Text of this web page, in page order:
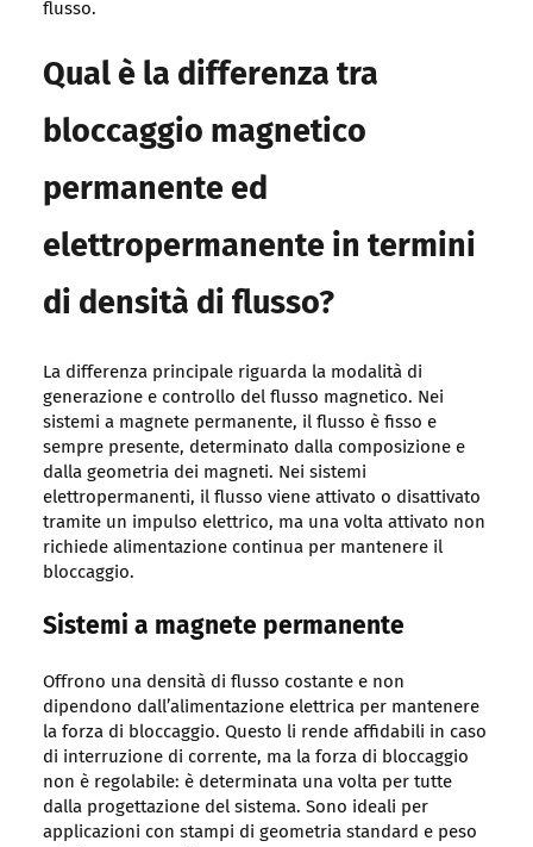
flusso.
Qual è la differenza tra
bloccaggio magnetico
permanente ed
elettropermanente in termini
di densità di flusso?
La differenza principale riguarda la modalità di
generazione e controllo del flusso magnetico. Nei
sistemi a magnete permanente, il flusso è fisso e
sempre presente, determinato dalla composizione e
dalla geometria dei magneti. Nei sistemi
elettropermanenti, il flusso viene attivato o disattivato
tramite un impulso elettrico, ma una volta attivato non
richiede alimentazione continua per mantenere il
bloccaggio.
Sistemi a magnete permanente
Offrono una densità di flusso costante e non
dipendono dall’alimentazione elettrica per mantenere
la forza di bloccaggio. Questo li rende affidabili in caso
di interruzione di corrente, ma la forza di bloccaggio
non è regolabile: è determinata una volta per tutte
dalla progettazione del sistema. Sono ideali per
applicazioni con stampi di geometria standard e peso